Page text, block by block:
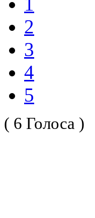
2
3
4
5
( 6 Голоса )